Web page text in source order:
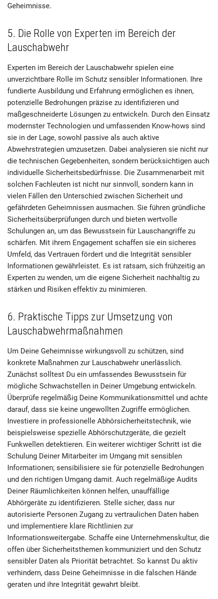
Geheimnisse.
5. Die Rolle von Experten im Bereich der
Lauschabwehr
Experten im Bereich der Lauschabwehr spielen eine
unverzichtbare Rolle im Schutz sensibler Informationen. Ihre
fundierte Ausbildung und Erfahrung ermöglichen es ihnen,
potenzielle Bedrohungen präzise zu identifizieren und
maßgeschneiderte Lösungen zu entwickeln. Durch den Einsatz
modernster Technologien und umfassenden Know-hows sind
sie in der Lage, sowohl passive als auch aktive
Abwehrstrategien umzusetzen. Dabei analysieren sie nicht nur
die technischen Gegebenheiten, sondern berücksichtigen auch
individuelle Sicherheitsbedürfnisse. Die Zusammenarbeit mit
solchen Fachleuten ist nicht nur sinnvoll, sondern kann in
vielen Fällen den Unterschied zwischen Sicherheit und
gefährdeten Geheimnissen ausmachen. Sie führen gründliche
Sicherheitsüberprüfungen durch und bieten wertvolle
Schulungen an, um das Bewusstsein für Lauschangriffe zu
schärfen. Mit ihrem Engagement schaffen sie ein sicheres
Umfeld, das Vertrauen fördert und die Integrität sensibler
Informationen gewährleistet. Es ist ratsam, sich frühzeitig an
Experten zu wenden, um die eigene Sicherheit nachhaltig zu
stärken und Risiken effektiv zu minimieren.
6. Praktische Tipps zur Umsetzung von
Lauschabwehrmaßnahmen
Um Deine Geheimnisse wirkungsvoll zu schützen, sind
konkrete Maßnahmen zur Lauschabwehr unerlässlich.
Zunächst solltest Du ein umfassendes Bewusstsein für
mögliche Schwachstellen in Deiner Umgebung entwickeln.
Überprüfe regelmäßig Deine Kommunikationsmittel und achte
darauf, dass sie keine ungewollten Zugriffe ermöglichen.
Investiere in professionelle Abhörsicherheitstechnik, wie
beispielsweise spezielle Abhörschutzgeräte, die gezielt
Funkwellen detektieren. Ein weiterer wichtiger Schritt ist die
Schulung Deiner Mitarbeiter im Umgang mit sensiblen
Informationen; sensibilisiere sie für potenzielle Bedrohungen
und den richtigen Umgang damit. Auch regelmäßige Audits
Deiner Räumlichkeiten können helfen, unauffällige
Abhörgeräte zu identifizieren. Stelle sicher, dass nur
autorisierte Personen Zugang zu vertraulichen Daten haben
und implementiere klare Richtlinien zur
Informationsweitergabe. Schaffe eine Unternehmenskultur, die
offen über Sicherheitsthemen kommuniziert und den Schutz
sensibler Daten als Priorität betrachtet. So kannst Du aktiv
verhindern, dass Deine Geheimnisse in die falschen Hände
geraten und ihre Integrität gewahrt bleibt.